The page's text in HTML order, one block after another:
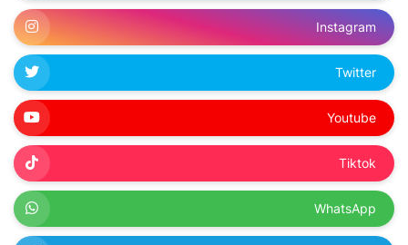
Instagram
Twitter
Youtube
Tiktok
WhatsApp